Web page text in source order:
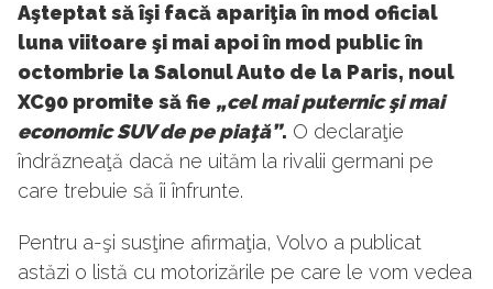
Aşteptat să îşi facă apariţia în mod oficial
luna viitoare şi mai apoi în mod public în
octombrie la Salonul Auto de la Paris, noul
XC90 promite să fie „cel mai puternic şi mai
economic SUV de pe piaţă”. O declaraţie
îndrăzneaţă dacă ne uităm la rivalii germani pe
care trebuie să îi înfrunte.
Pentru a-şi susţine afirmaţia, Volvo a publicat
astăzi o listă cu motorizările pe care le vom vedea